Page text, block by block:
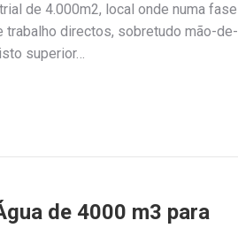
de 4.000m2, local onde numa fase
directos, sobretudo mão-de-
superior…
de 4000 m3 para